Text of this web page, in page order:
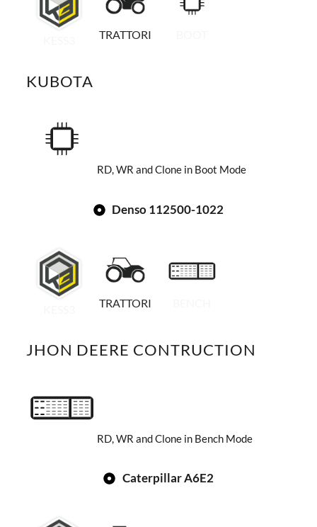
TRATTORI
KUBOTA
RD, WR and Clone in Boot Mode
Denso 112500-1022
TRATTORI
JHON DEERE CONTRUCTION
RD, WR and Clone in Bench Mode
Caterpillar A6E2